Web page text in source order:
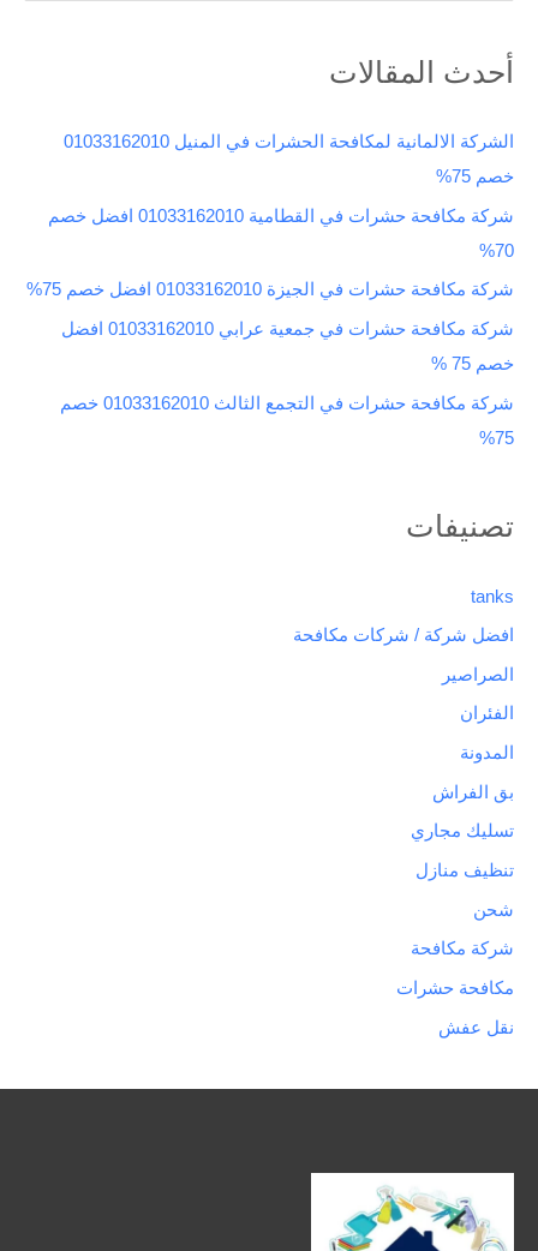
ب
ح
:
أحدث المقالات
الشركة الالمانية لمكافحة الحشرات في المنيل 01033162010
خصم 75%
شركة مكافحة حشرات في القطامية 01033162010 افضل خصم
70%
شركة مكافحة حشرات في الجيزة 01033162010 افضل خصم 75%
شركة مكافحة حشرات في جمعية عرابي 01033162010 افضل
خصم 75 %
شركة مكافحة حشرات في التجمع الثالث 01033162010 خصم
75%
تصنيفات
tanks
افضل شركة / شركات مكافحة
الصراصير
الفئران
المدونة
بق الفراش
تسليك مجاري
تنظيف منازل
شحن
شركة مكافحة
مكافحة حشرات
نقل عفش